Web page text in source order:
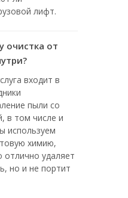
лифт.
очистка от
входит в
пыли со
в том числе и
используем
химию,
отлично удаляет
но и не портит